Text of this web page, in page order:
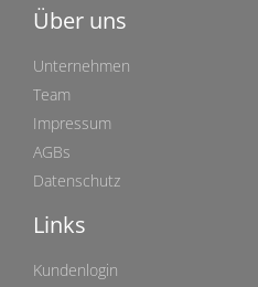
Über uns
Unternehmen
Team
Impressum
AGBs
Datenschutz
Links
Kundenlogin